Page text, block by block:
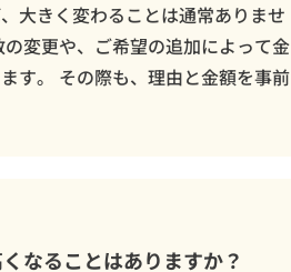
大きく変わることは通常ありませ
変更や、ご希望の追加によって金
す。 その際も、理由と金額を事前
なることはありますか？